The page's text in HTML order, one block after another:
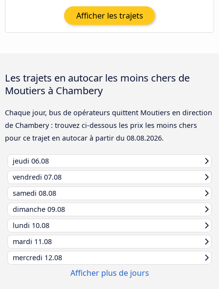
Afficher les trajets
Les trajets en autocar les moins chers de
Moutiers à Chambery
Chaque jour, bus de opérateurs quittent Moutiers en direction
de Chambery : trouvez ci-dessous les prix les moins chers
pour ce trajet en autocar à partir du 08.08.2026.
jeudi 06.08
vendredi 07.08
samedi 08.08
dimanche 09.08
lundi 10.08
mardi 11.08
mercredi 12.08
Afficher plus de jours